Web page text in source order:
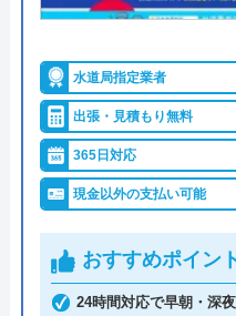
トイレ専門修理屋さん
者です。24時間年中無
も可能です。問い合わ
れて、経験豊富な作業
身に」をモットーに、
イレトラブルを解決し
料金は、トイレの水漏
水道局指定業者
出張・見積もり無料
365日対応
現金以外の支払い可能
おすすめポイン
24時間対応で早朝・深